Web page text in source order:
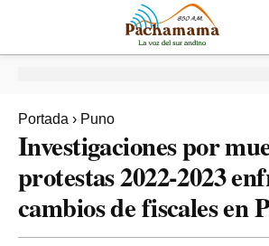
Portada › Puno
Investigaciones por
protestas 2022-2023
cambios de fiscales en